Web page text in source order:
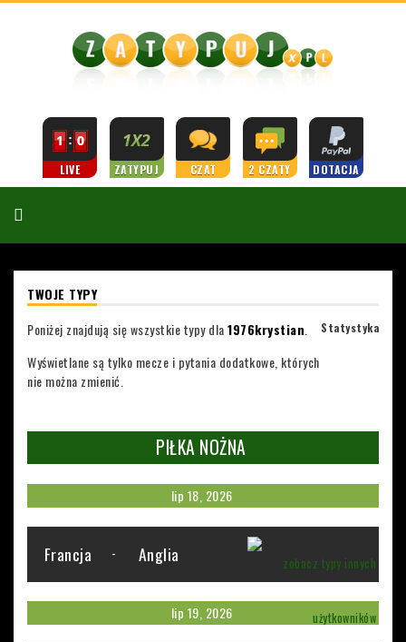
LIVE ZATYPUJ CZAT 2 CZATY DOTACJA
TWOJE TYPY
Statystyka
Poniżej znajdują się wszystkie typy dla1976krystian
Wyświetlane są tylko mecze i pytania dodatkowe, których
nie można zmienić.
PIŁKA NOŻNA
lip 18, 2026
Francja - Anglia
lip 19, 2026